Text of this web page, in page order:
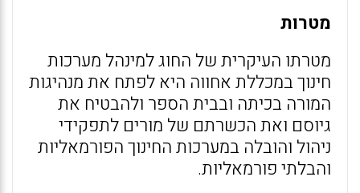
מטרות
מטרתו העיקרית של החוג למינהל מערכות
חינוך במכללת אחווה היא לפתח את מנהיגות
המורה בכיתה ובבית הספר ולהבטיח את
גיוסם ואת הכשרתם של מורים לתפקידי
ניהול והובלה במערכות החינוך הפורמאליות
והבלתי פורמאליות.